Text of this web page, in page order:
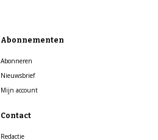
Abonnementen
Abonneren
Nieuwsbrief
Mijn account
Contact
Redactie